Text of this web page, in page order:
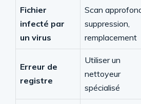
Fichier
infecté par
un virus
Scan
suppression,
remplacement
Erreur de
registre
Utiliser un
nettoyeur
spécialisé